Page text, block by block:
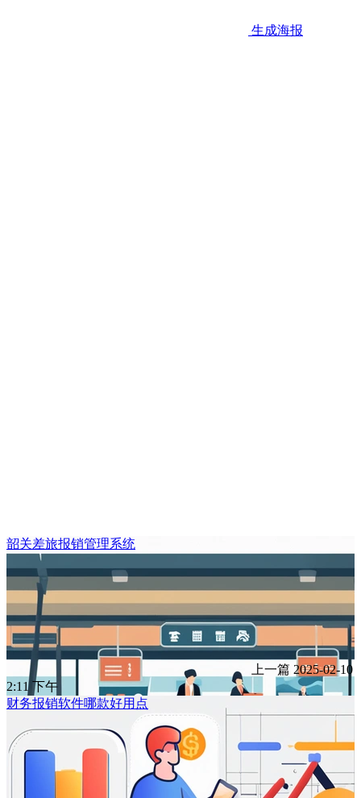
生成海报
韶关差旅报销管理系统
上一篇 2025-02-10
2:11 下午
财务报销软件哪款好用点